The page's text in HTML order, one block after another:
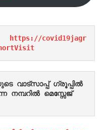
https://covid19jagr
വാട്സാപ്പ് ഗ്രൂപ്പിൽ
നമ്പറിൽ മെസ്സേജ്